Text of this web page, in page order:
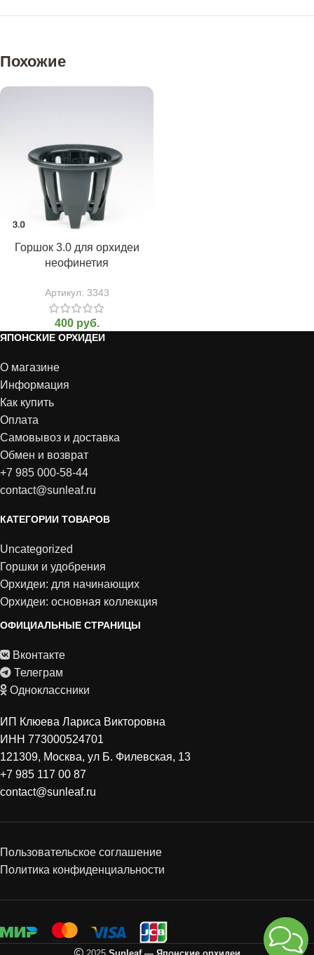
Похожие
Горшок 3.0 для орхидеи
неофинетия
Артикул: 3343
400 руб.
ЯПОНСКИЕ ОРХИДЕИ
О магазине
Информация
Как купить
Оплата
Самовывоз и доставка
Обмен и возврат
+7 985 000-58-44
contact@sunleaf.ru
КАТЕГОРИИ ТОВАРОВ
Uncategorized
Горшки и удобрения
Орхидеи: для начинающих
Орхидеи: основная коллекция
ОФИЦИАЛЬНЫЕ СТРАНИЦЫ
Вконтакте
Телеграм
Одноклассники
ИП Клюева Лариса Викторовна
ИНН 773000524701
121309, Москва, ул Б. Филевская, 13
+7 985 117 00 87
contact@sunleaf.ru
Пользовательское соглашение
Политика конфиденциальности